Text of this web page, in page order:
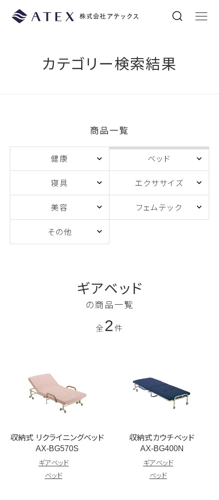
カテゴリー検索結果
商品一覧
健康 ベッド
寝具 エクササイズ
美容 フェムテック
その他
ギアベッド
の商品一覧
全2件
収納式 リクライニングベッド
AX-BG570S
ギアベッド
ベッド
収納式カウチベッド
AX-BG400N
ギアベッド
ベッド